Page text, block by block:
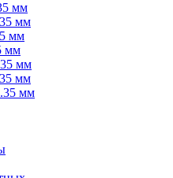
мм
мм
мм
мм
мм
мм
мм